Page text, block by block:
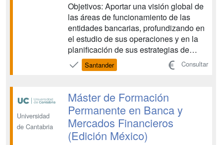
Objetivos: Aportar una visión global de
las áreas de funcionamiento de las
entidades bancarias, profundizando en
el estudio de sus operaciones y en la
planificación de sus estrategias de
negocio. Capacitar al participante en el
uso de las técnicas de gestión de
forma práctica el funcionamiento de los
mercados financieros y ...
Santander Consultar
Universidad
de Cantabria
Máster de Formación
Permanente en Banca y
Mercados Financieros
(Edición México)